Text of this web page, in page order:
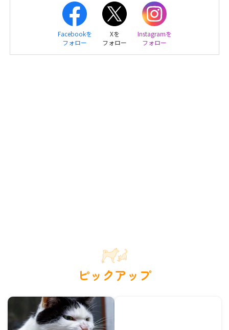
Facebookを
フォロー
Xを
フォロー
Instagramを
フォロー
ピックアップ